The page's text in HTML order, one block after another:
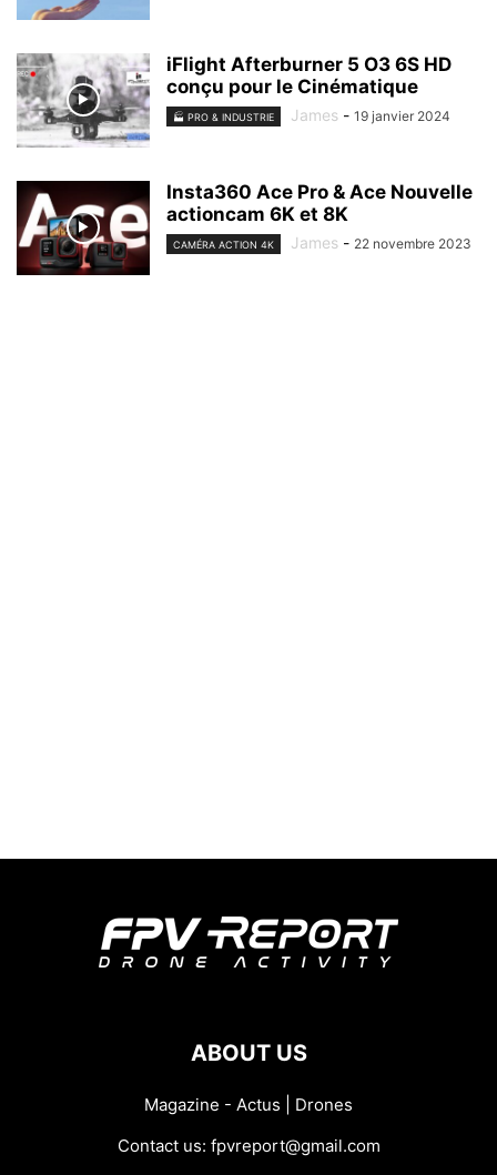
iFlight Afterburner 5 O3 6S HD
conçu pour le Cinématique
🏭 PRO & INDUSTRIE James - 19 janvier 2024
Insta360 Ace Pro & Ace Nouvelle
actioncam 6K et 8K
CAMÉRA ACTION 4K James - 22 novembre 2023
ABOUT US
Magazine - Actus | Drones
Contact us: fpvreport@gmail.com